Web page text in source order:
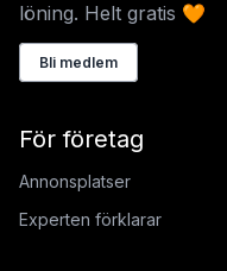
löning. Helt gratis 🧡
Bli medlem
För företag
Annonsplatser
Experten förklarar